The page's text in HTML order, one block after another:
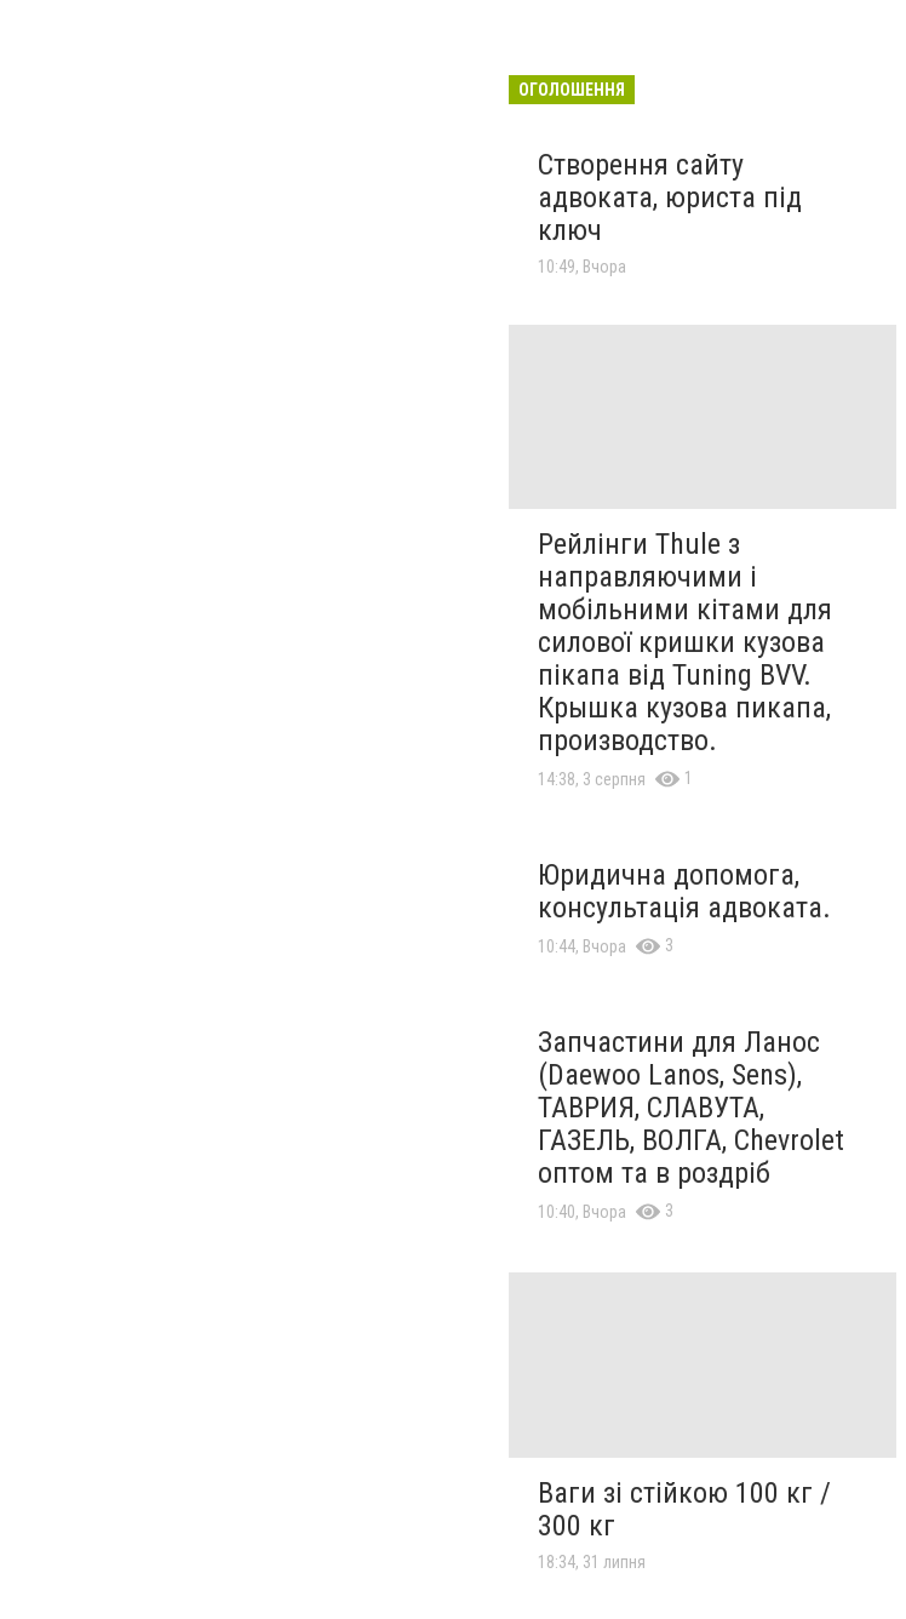
ОГОЛОШЕННЯ
Створення сайту
адвоката, юриста під
ключ
10:49, Вчора
Рейлінги Thule з
направляючими і
мобільними кітами для
силової кришки кузова
пікапа від Tuning BVV.
Крышка кузова пикапа,
производство.
14:38, 3 серпня 1
Юридична допомога,
консультація адвоката.
10:44, Вчора 3
Запчастини для Ланос
(Daewoo Lanos, Sens),
ТАВРИЯ, СЛАВУТА,
ГАЗЕЛЬ, ВОЛГА, Chevrolet
оптом та в роздріб
10:40, Вчора 3
Ваги зі стійкою 100 кг /
300 кг
18:34, 31 липня